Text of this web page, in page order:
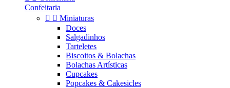
Confeitaria
  Miniaturas
Doces
Salgadinhos
Tarteletes
Biscoitos & Bolachas
Bolachas Artísticas
Cupcakes
Popcakes & Cakesicles